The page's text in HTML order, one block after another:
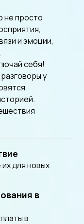
не просто
и эмоции,
себя!
у
для новых
в
в